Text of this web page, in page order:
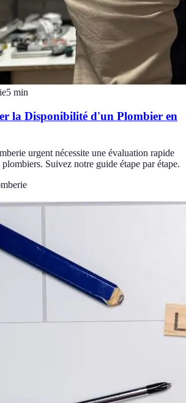
5 min
la Disponibilité d'un Plombier en
urgent nécessite une évaluation rapide
Suivez notre guide étape par étape.